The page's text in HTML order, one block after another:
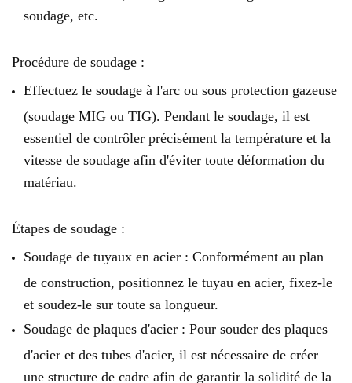
soudage, etc.
Procédure de soudage :
Effectuez le soudage à l'arc ou sous protection gazeuse
(soudage MIG ou TIG). Pendant le soudage, il est
essentiel de contrôler précisément la température et la
vitesse de soudage afin d'éviter toute déformation du
matériau.
Étapes de soudage :
Soudage de tuyaux en acier : Conformément au plan
de construction, positionnez le tuyau en acier, fixez-le
et soudez-le sur toute sa longueur.
Soudage de plaques d'acier : Pour souder des plaques
d'acier et des tubes d'acier, il est nécessaire de créer
une structure de cadre afin de garantir la solidité de la